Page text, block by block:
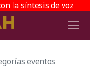
la síntesis de voz
eventos